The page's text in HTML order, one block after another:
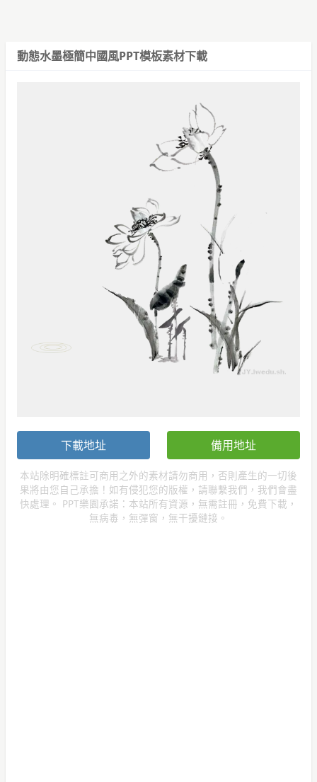
動態水墨極簡中國風PPT模板素材下載
下載地址 備用地址
本站除明確標註可商用之外的素材請勿商用，否則產生的一切後
果將由您自己承擔！如有侵犯您的版權，請聯繫我們，我們會盡
快處理。 PPT樂園承諾：本站所有資源，無需註冊，免費下載，
無病毒，無彈窗，無干擾鏈接。